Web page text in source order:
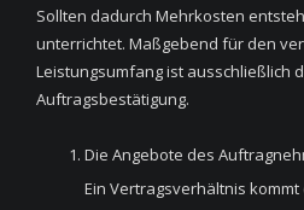
Sollten dadurch Mehrkosten
unterrichtet. Maßgebend für den
Leistungsumfang ist ausschließlich
Auftragsbestätigung.
Die Angebote des
Ein Vertragsverhältnis